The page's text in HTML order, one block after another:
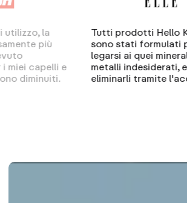
la
più
capelli e
Tutti prodotti Hello Klean
sono stati formulati per
legarsi ai quei minerali e
metalli indesiderati, e per
eliminarli tramite l'acqua.